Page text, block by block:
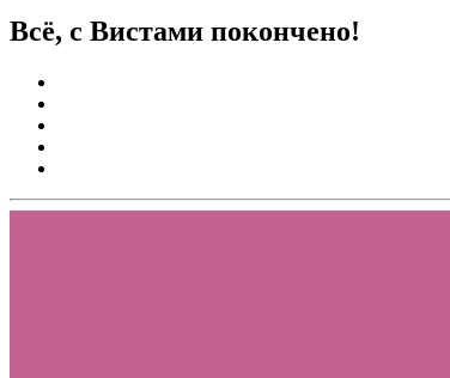
Всё, с Вистами покончено!